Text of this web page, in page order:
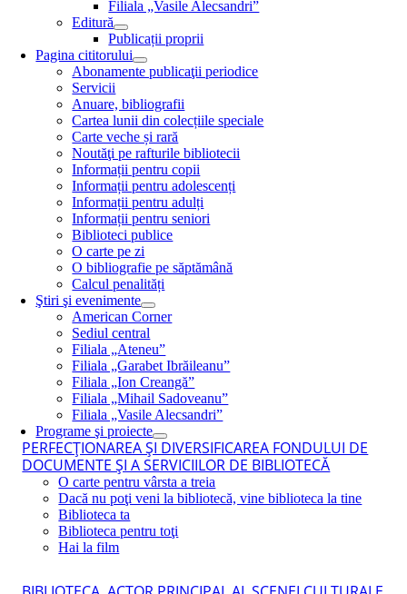
Filiala „Vasile Alecsandri”
Editură
Publicații proprii
Pagina cititorului
Abonamente publicaţii periodice
Servicii
Anuare, bibliografii
Cartea lunii din colecțiile speciale
Carte veche și rară
Noutăţi pe rafturile bibliotecii
Informații pentru copii
Informații pentru adolescenți
Informații pentru adulți
Informații pentru seniori
Biblioteci publice
O carte pe zi
O bibliografie pe săptămână
Calcul penalități
Ştiri şi evenimente
American Corner
Sediul central
Filiala „Ateneu”
Filiala „Garabet Ibrăileanu”
Filiala „Ion Creangă”
Filiala „Mihail Sadoveanu”
Filiala „Vasile Alecsandri”
Programe şi proiecte
PERFECŢIONAREA ŞI DIVERSIFICAREA FONDULUI DE
DOCUMENTE ŞI A SERVICIILOR DE BIBLIOTECĂ
O carte pentru vârsta a treia
Dacă nu poţi veni la bibliotecă, vine biblioteca la tine
Biblioteca ta
Biblioteca pentru toţi
Hai la film